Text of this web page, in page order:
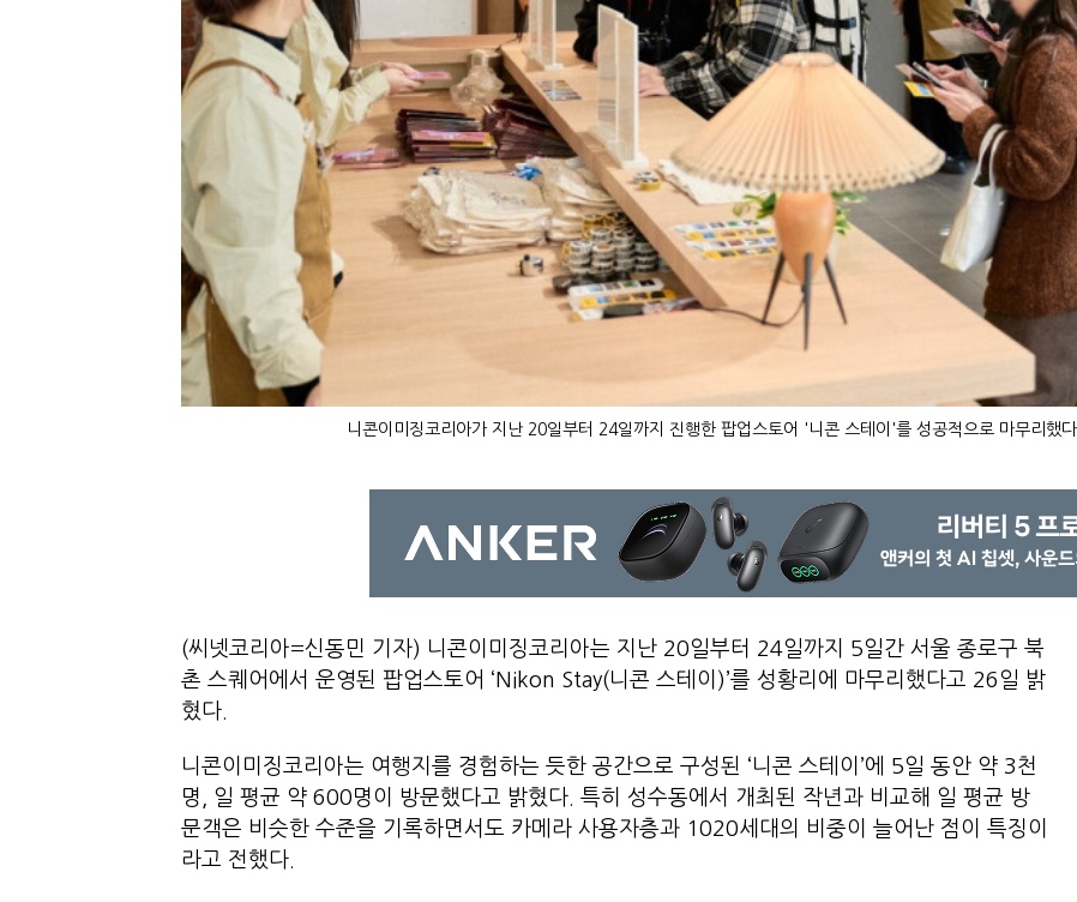
니콘이미징코리아가 지난 20일부터 24일까지 진행한 팝업스토어 '니콘 스테이'를 성공적으로 마무리했
(씨넷코리아=신동민 기자) 니콘이미징코리아는 지난 20일부터 24일까지 5일간 서울 종로구 북
촌 스퀘어에서 운영된 팝업스토어 ‘Nikon Stay(니콘 스테이)’를 성황리에 마무리했다고 26일 밝
혔다.
니콘이미징코리아는 여행지를 경험하는 듯한 공간으로 구성된 ‘니콘 스테이’에 5일 동안 약 3천
명, 일 평균 약 600명이 방문했다고 밝혔다. 특히 성수동에서 개최된 작년과 비교해 일 평균 방
문객은 비슷한 수준을 기록하면서도 카메라 사용자층과 1020세대의 비중이 늘어난 점이 특징이
라고 전했다.